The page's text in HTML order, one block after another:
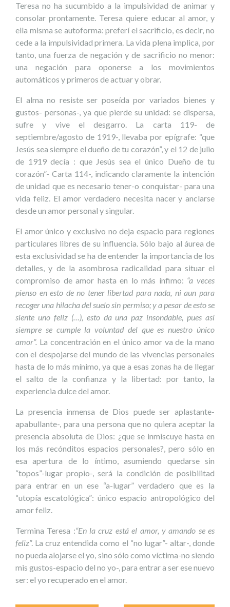
Teresa no ha sucumbido a la impulsividad de animar y
consolar prontamente. Teresa quiere educar al amor, y
ella misma se autoforma: preferí el sacrificio, es decir, no
cede a la impulsividad primera. La vida plena implica, por
tanto, una fuerza de negación y de sacrificio no menor:
una negación para oponerse a los movimientos
automáticos y primeros de actuar y obrar.
El alma no resiste ser poseída por variados bienes y
gustos- personas-, ya que pierde su unidad: se dispersa,
sufre y vive el desgarro. La carta 119- de
septiembre/agosto de 1919-, llevaba por epígrafe: “que
Jesús sea siempre el dueño de tu corazón”, y el 12 de julio
de 1919 decía : que Jesús sea el único Dueño de tu
corazón”- Carta 114-, indicando claramente la intención
de unidad que es necesario tener-o conquistar- para una
vida feliz. El amor verdadero necesita nacer y anclarse
desde un amor personal y singular.
El amor único y exclusivo no deja espacio para regiones
particulares libres de su influencia. Sólo bajo al áurea de
esta exclusividad se ha de entender la importancia de los
detalles, y de la asombrosa radicalidad para situar el
compromiso de amor hasta en lo más ínfimo: “a veces
pienso en esto de no tener libertad para nada, ni aun para
recoger una hilacha del suelo sin permiso; y a pesar de esto se
siente uno feliz (…), esto da una paz insondable, pues así
siempre se cumple la voluntad del que es nuestro único
amor”. La concentración en el único amor va de la mano
con el despojarse del mundo de las vivencias personales
hasta de lo más mínimo, ya que a esas zonas ha de llegar
el salto de la confianza y la libertad: por tanto, la
experiencia dulce del amor.
La presencia inmensa de Dios puede ser aplastante-
apabullante-, para una persona que no quiera aceptar la
presencia absoluta de Dios: ¿que se inmiscuye hasta en
los más recónditos espacios personales?, pero sólo en
esa apertura de lo íntimo, asumiendo quedarse sin
“topos”-lugar propio-, será la condición de posibilitad
para entrar en un ese “a-lugar” verdadero que es la
“utopía escatológica”: único espacio antropológico del
amor feliz.
Termina Teresa :“En la cruz está el amor, y amando se es
feliz”. La cruz entendida como el “no lugar”- altar-, donde
no pueda alojarse el yo, sino sólo como víctima-no siendo
mis gustos-espacio del no yo-, para entrar a ser ese nuevo
ser: el yo recuperado en el amor.